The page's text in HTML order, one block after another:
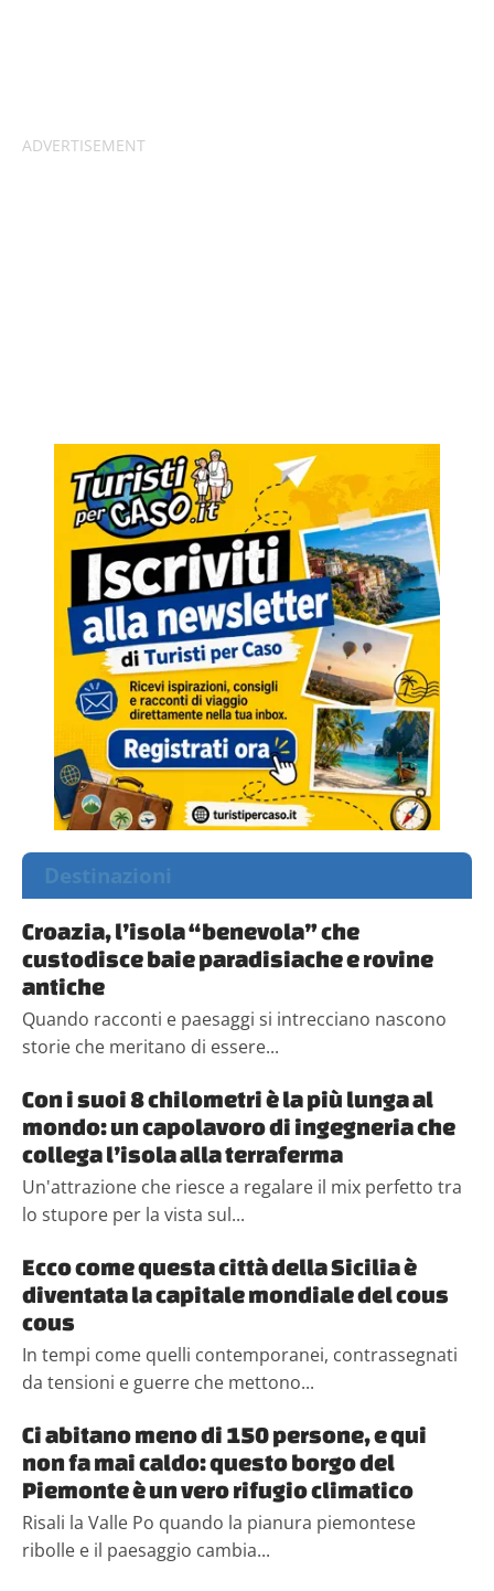
Destinazioni
Croazia, l’isola “benevola” che
custodisce baie paradisiache e rovine
antiche
Quando racconti e paesaggi si intrecciano nascono
storie che meritano di essere...
Con i suoi 8 chilometri è la più lunga al
mondo: un capolavoro di ingegneria che
collega l’isola alla terraferma
Un'attrazione che riesce a regalare il mix perfetto tra
lo stupore per la vista sul...
Ecco come questa città della Sicilia è
diventata la capitale mondiale del cous
cous
In tempi come quelli contemporanei, contrassegnati
da tensioni e guerre che mettono...
Ci abitano meno di 150 persone, e qui
non fa mai caldo: questo borgo del
Piemonte è un vero rifugio climatico
Risali la Valle Po quando la pianura piemontese
ribolle e il paesaggio cambia...